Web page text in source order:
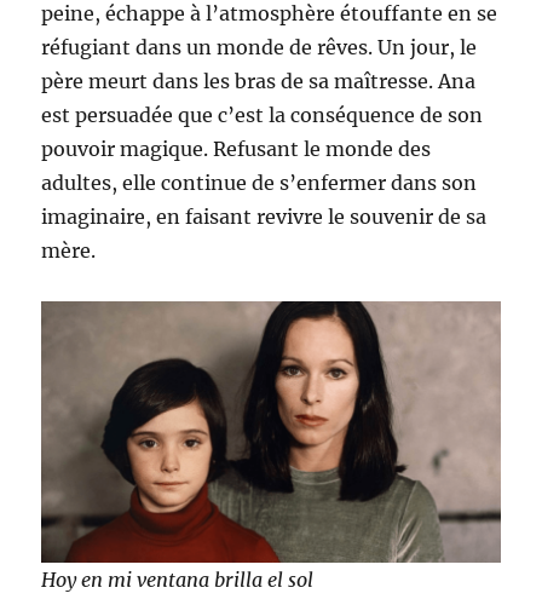
peine, échappe à l’atmosphère étouffante en se
réfugiant dans un monde de rêves. Un jour, le
père meurt dans les bras de sa maîtresse. Ana
est persuadée que c’est la conséquence de son
pouvoir magique. Refusant le monde des
adultes, elle continue de s’enfermer dans son
imaginaire, en faisant revivre le souvenir de sa
mère.
Hoy en mi ventana brilla el sol